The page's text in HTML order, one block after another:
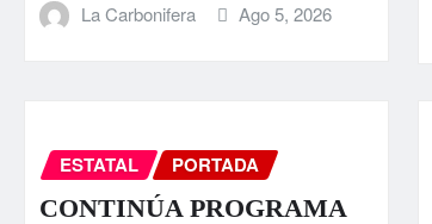
La Carbonifera Ago 5, 2026
ESTATAL PORTADA
CONTINÚA PROGRAMA